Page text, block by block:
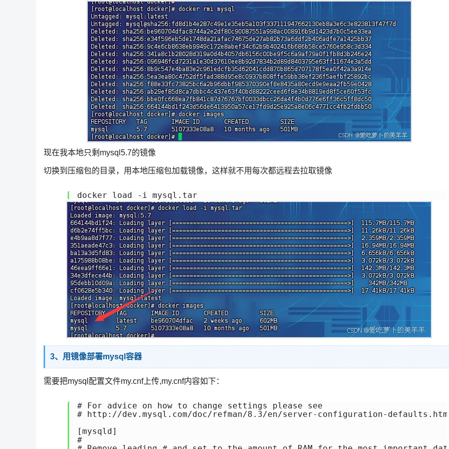
现在我本地只剩mysql5.7的镜像
切换到压缩包的目录，用本地压缩包加载镜像，这样就不用每次都远程去拉取镜像
docker load -i mysql.tar
3、用镜像部署mysql容器
需要把mysql配置文件my.cnf上传,my.cnf内容如下：
# For advice on how to change settings please see
# http://dev.mysql.com/doc/refman/8.3/en/server-configuration-defaults.html
[mysqld]
#